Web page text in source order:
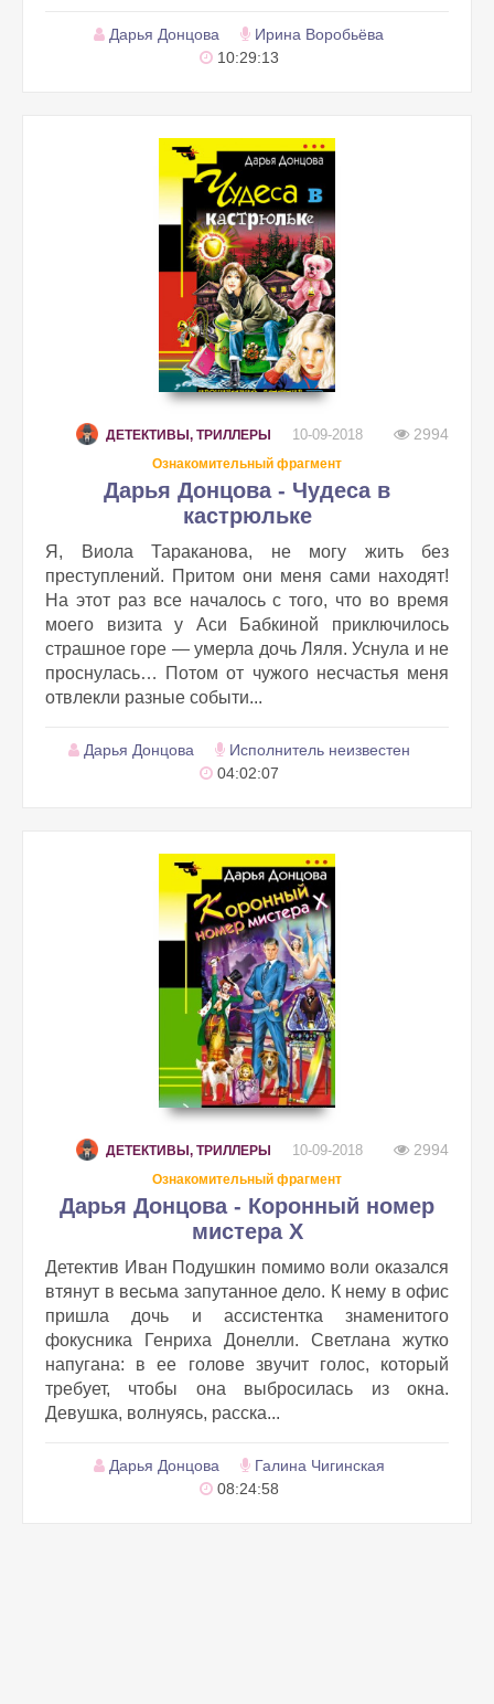
Дарья Донцова
Ирина Воробьёва
10:29:13
ДЕТЕКТИВЫ, ТРИЛЛЕРЫ 10-09-2018 2994
Ознакомительный фрагмент
Дарья Донцова - Чудеса в
кастрюльке
Я, Виола Тараканова, не могу жить без
преступлений. Притом они меня сами находят!
На этот раз все началось с того, что во время
моего визита у Аси Бабкиной приключилось
страшное горе — умерла дочь Ляля. Уснула и не
проснулась… Потом от чужого несчастья меня
отвлекли разные событи...
Дарья Донцова
Исполнитель неизвестен
04:02:07
ДЕТЕКТИВЫ, ТРИЛЛЕРЫ 10-09-2018 2994
Ознакомительный фрагмент
Дарья Донцова - Коронный номер
мистера Х
Детектив Иван Подушкин помимо воли оказался
втянут в весьма запутанное дело. К нему в офис
пришла дочь и ассистентка знаменитого
фокусника Генриха Донелли. Светлана жутко
напугана: в ее голове звучит голос, который
требует, чтобы она выбросилась из окна.
Девушка, волнуясь, расска...
Дарья Донцова
Галина Чигинская
08:24:58